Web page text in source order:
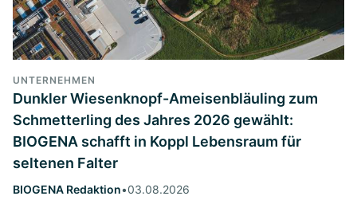
UNTERNEHMEN
Dunkler Wiesenknopf-Ameisenbläuling zum
Schmetterling des Jahres 2026 gewählt:
BIOGENA schafft in Koppl Lebensraum für
seltenen Falter
BIOGENA Redaktion•03.08.2026